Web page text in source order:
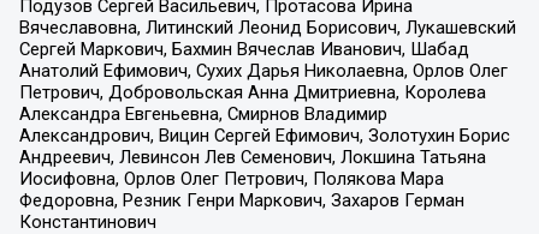
Подузов Сергей Васильевич, Протасова Ирина
Вячеславовна, Литинский Леонид Борисович, Лукашевский
Сергей Маркович, Бахмин Вячеслав Иванович, Шабад
Анатолий Ефимович, Сухих Дарья Николаевна, Орлов Олег
Петрович, Добровольская Анна Дмитриевна, Королева
Александра Евгеньевна, Смирнов Владимир
Александрович, Вицин Сергей Ефимович, Золотухин Борис
Андреевич, Левинсон Лев Семенович, Локшина Татьяна
Иосифовна, Орлов Олег Петрович, Полякова Мара
Федоровна, Резник Генри Маркович, Захаров Герман
Константинович